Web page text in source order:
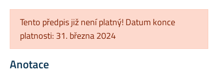
Tento předpis již není platný! Datum konce
platnosti: 31. března 2024
Anotace